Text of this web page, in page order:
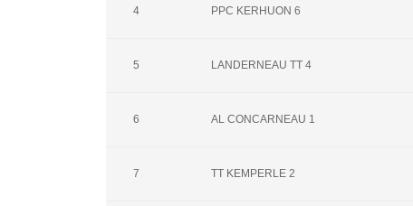
4 PPC KERHUON 6
5 LANDERNEAU TT 4
6 AL CONCARNEAU 1
7 TT KEMPERLE 2